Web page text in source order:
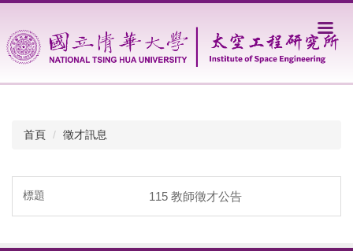
主
要
首頁
徵才訊息
115 教師徵才公告